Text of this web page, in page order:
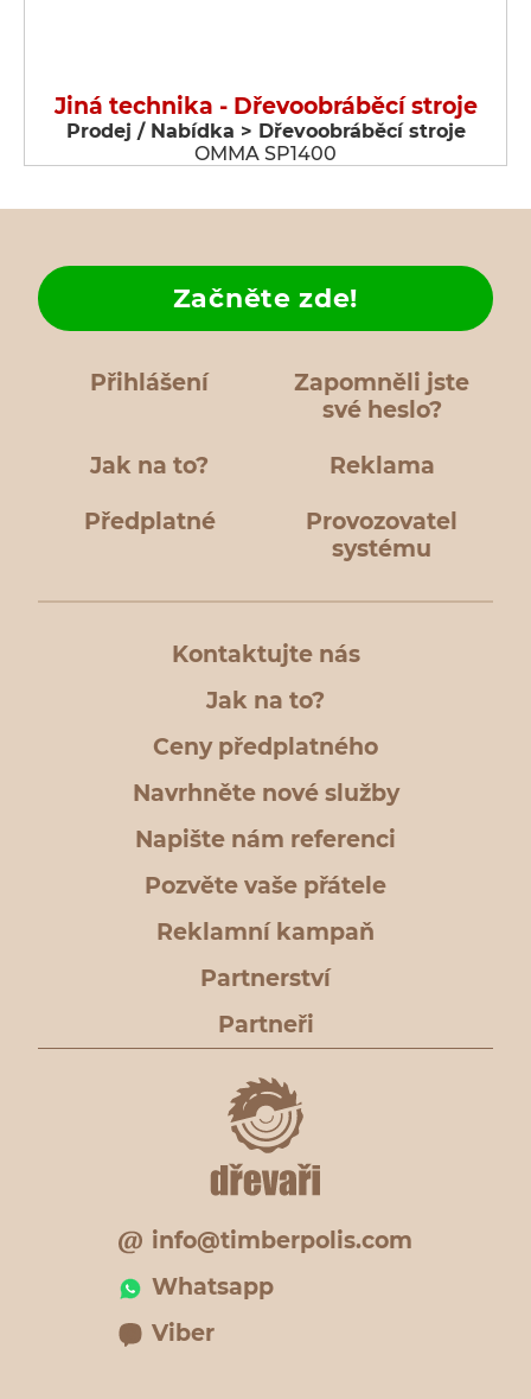
Jiná technika - Dřevoobráběcí stroje
Prodej / Nabídka > Dřevoobráběcí stroje
OMMA SP1400
Přihlášení
Zapomněli jste
své heslo?
Jak na to?
Začněte zde!
Reklama
Předplatné
Provozovatel
systému
Kontaktujte nás
Jak na to?
Ceny předplatného
Navrhněte nové služby
Napište nám referenci
Pozvěte vaše přátele
Reklamní kampaň
Partnerství
Partneři
info@timberpolis.com
Whatsapp
Viber